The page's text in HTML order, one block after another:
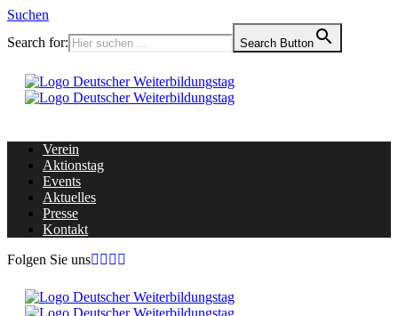
Suchen
Search for:
Search Button
Verein
Aktionstag
Events
Aktuelles
Presse
Kontakt
Folgen Sie uns